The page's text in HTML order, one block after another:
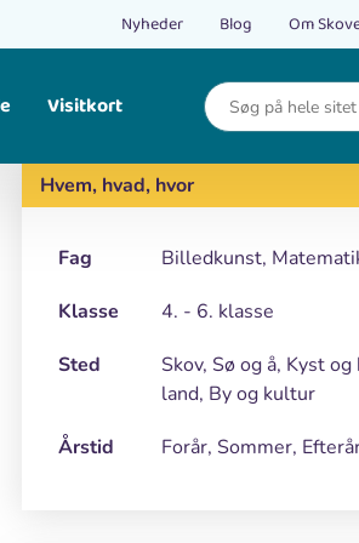
Nyheder Blog Om
Visitkort
Print
Hvem, hvad, hvor
Fag
Billedkunst,
Klasse
4. - 6. klasse
Sted
Skov, Sø og å, Kyst
land, By og kultur
Årstid
Forår, Sommer,